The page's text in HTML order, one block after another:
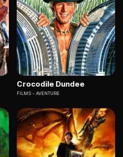
Crocodile Dundee
FILMS AVENTURE